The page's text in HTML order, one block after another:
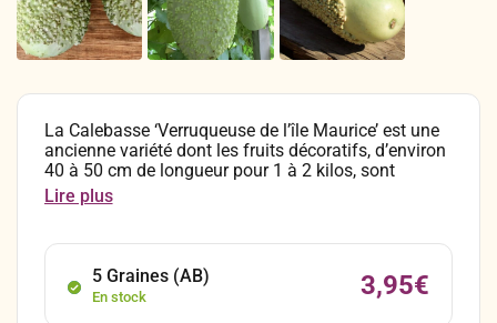
La Calebasse ‘Verruqueuse de l’île Maurice’ est une
ancienne variété dont les fruits décoratifs, d’environ
40 à 50 cm de longueur pour 1 à 2 kilos, sont
couverts d’excroissances qui lui donnent cette allure
si singulière. Cette plante grimpante est très
variété de légumes oubliés est originaire de l’île
Maurice. Les fruits s’utilisent en décoration, frais ou
séchés, puis cirés, ou en cuisine, à condition de les
Lire plus
5 Graines (AB)
En stock 3,95€